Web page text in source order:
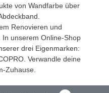
von Wandfarbe über
Renovieren und
unserem Online-Shop
drei Eigenmarken:
Verwandle deine
Zuhause.